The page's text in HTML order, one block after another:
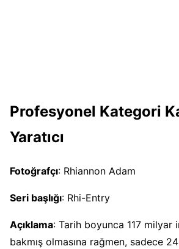
Profesyonel Kategori
Yaratıcı
Fotoğrafçı: Rhiannon Adam
Seri başlığı: Rhi-Entry
Açıklama: Tarih boyunca 117 milyar
bakmış olmasına rağmen, sadece